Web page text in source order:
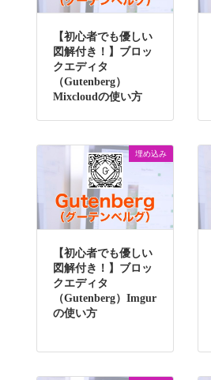
【初心者でも優しい
図解付き！】ブロッ
クエディタ
（Gutenberg）
Mixcloudの使い方
埋め込み
【初心者でも優しい
図解付き！】ブロッ
クエディタ
（Gutenberg）Imgur
の使い方